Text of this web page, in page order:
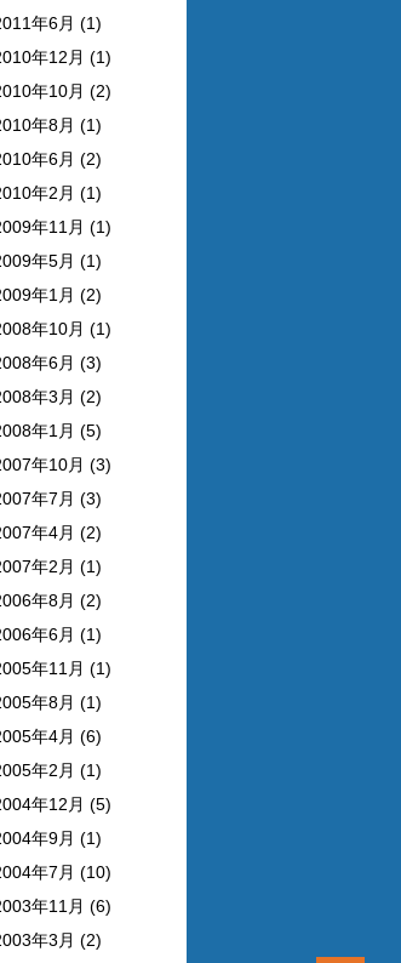
年6月 (1)
年12月 (1)
年10月 (2)
年8月 (1)
年6月 (2)
年2月 (1)
年11月 (1)
年5月 (1)
年1月 (2)
年10月 (1)
年6月 (3)
年3月 (2)
年1月 (5)
年10月 (3)
年7月 (3)
年4月 (2)
年2月 (1)
年8月 (2)
年6月 (1)
年11月 (1)
年8月 (1)
年4月 (6)
年2月 (1)
年12月 (5)
年9月 (1)
年7月 (10)
年11月 (6)
年3月 (2)